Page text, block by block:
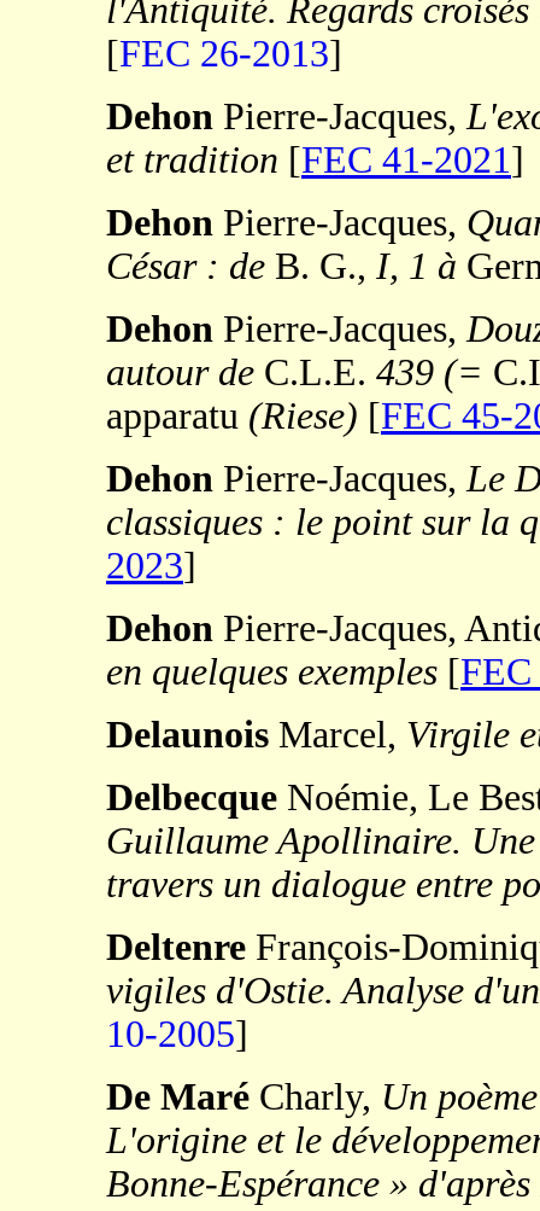
l'Antiquité. Regards
[FEC 26-2013]
Dehon Pierre-Jacques,
et tradition [FEC 41-2021]
Dehon Pierre-Jacques,
César : de B. G., I, 1 à
Dehon Pierre-Jacques,
autour de C.L.E. 439 (=
apparatu (Riese) [FEC 45-
Dehon Pierre-Jacques,Le
classiques : le point sur la
2023]
Dehon Pierre-Jacques,
en quelques exemples [
Delaunois Marcel, Virgile
Delbecque Noémie, Le
Guillaume Apollinaire.
travers un dialogue entre
Deltenre François-
vigiles d'Ostie. Analyse
10-2005]
De Maré Charly, Un
L'origine et le
Bonne-Espérance » d'après